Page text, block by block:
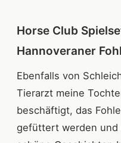
Horse Club
Hannoveraner
Ebenfalls von
Tierarzt meine
beschäftigt, das
gefüttert werden und